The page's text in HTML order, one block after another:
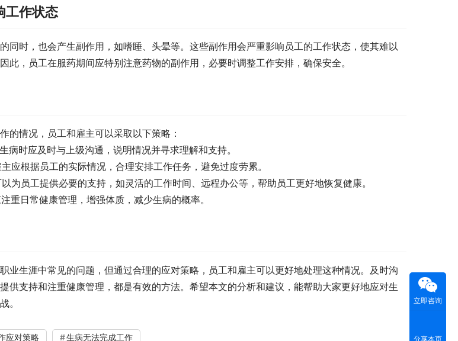
工作状态
同时，也会产生副作用，如嗜睡、头晕等。这些副作用会严重影响员工的工作状态，使其难以
此，员工在服药期间应特别注意药物的副作用，必要时调整工作安排，确保安全。
的情况，员工和雇主可以采取以下策略：
病时应及时与上级沟通，说明情况并寻求理解和支持。
应根据员工的实际情况，合理安排工作任务，避免过度劳累。
为员工提供必要的支持，如灵活的工作时间、远程办公等，帮助员工更好地恢复健康。
重日常健康管理，增强体质，减少生病的概率。
业生涯中常见的问题，但通过合理的应对策略，员工和雇主可以更好地处理这种情况。及时沟
供支持和注重健康管理，都是有效的方法。希望本文的分析和建议，能帮助大家更好地应对生
。
应对策略 生病无法完成工作
立即咨询
分享本页